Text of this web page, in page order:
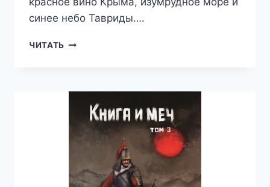
синее небо Тавриды….
ЧИТАТЬ ЧВК
АТАМАШКИН